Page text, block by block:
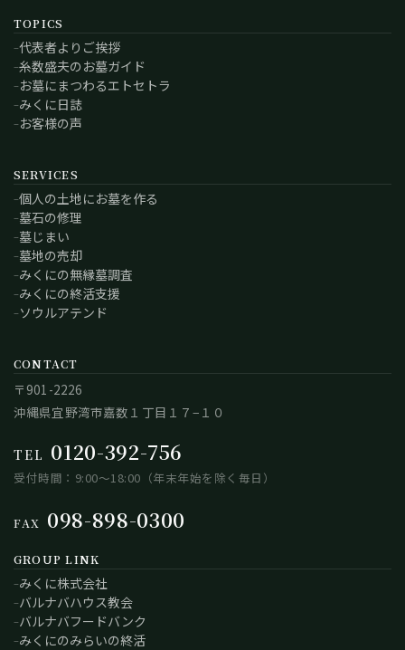
TOPICS
代表者よりご挨拶
糸数盛夫のお墓ガイド
お墓にまつわるエトセトラ
みくに日誌
お客様の声
SERVICES
個人の土地にお墓を作る
墓石の修理
墓じまい
墓地の売却
みくにの無縁墓調査
みくにの終活支援
ソウルアテンド
CONTACT
〒901-2226
沖縄県宜野湾市嘉数１丁目１７−１０
TEL 0120-392-756
受付時間：9:00～18:00（年末年始を除く毎日）
FAX 098-898-0300
GROUP LINK
みくに株式会社
バルナバハウス教会
バルナバフードバンク
みくにのみらいの終活